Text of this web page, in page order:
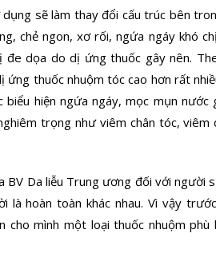
sẽ làm thay đổi cấu trúc bên
chẻ ngon, xơ rối, ngứa ngáy khó
đe dọa do dị ứng thuốc gây nên.
ứng thuốc nhuộm tóc cao hơn rất
biểu hiện ngứa ngáy, mọc mụn
trọng như viêm chân tóc,
BV Da liễu Trung ương đối với người
là hoàn toàn khác nhau. Vì vậy
cho mình một loại thuốc nhuộm